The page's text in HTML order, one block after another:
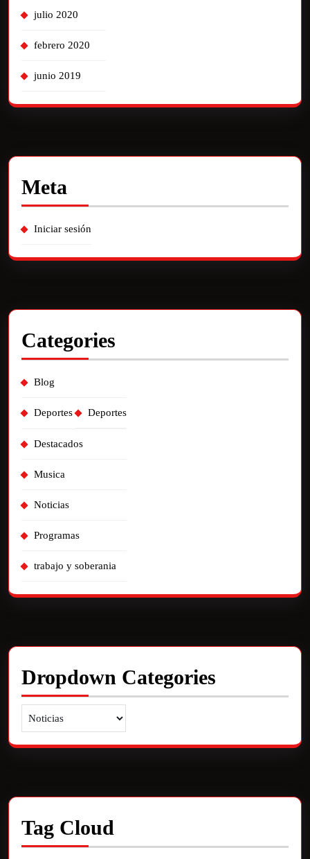
julio 2020
febrero 2020
junio 2019
Meta
Iniciar sesión
Categories
Blog
Deportes Deportes
Destacados
Musica
Noticias
Programas
trabajo y soberania
Dropdown Categories
Tag Cloud